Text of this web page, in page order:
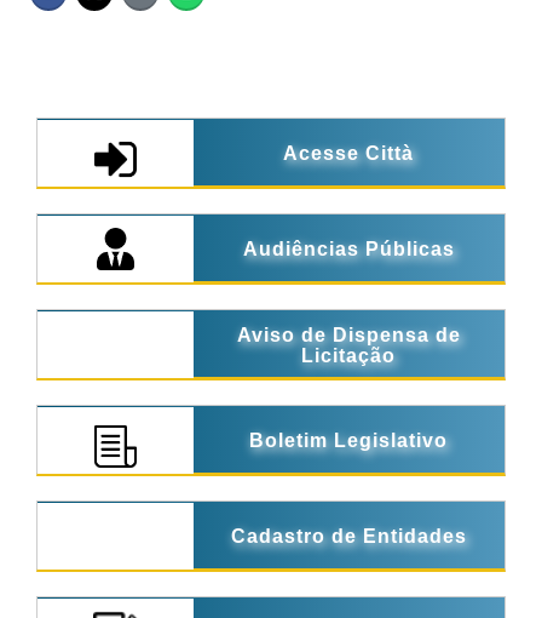
Acesse Città
Audiências Públicas
Aviso de Dispensa de
Licitação
Boletim Legislativo
Cadastro de Entidades